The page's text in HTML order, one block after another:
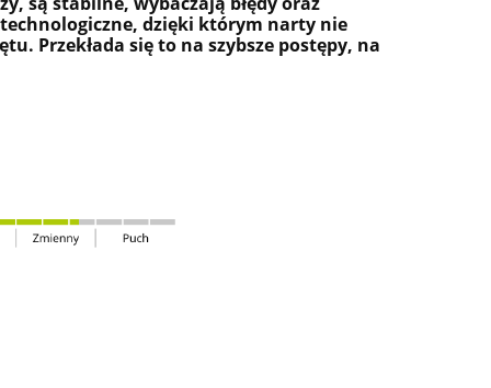
dzięki którym narty nie
Przekłada się to na szybsze postępy, na